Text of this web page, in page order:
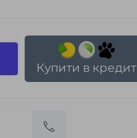
Купити в кредит